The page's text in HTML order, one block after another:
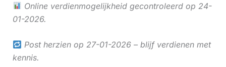
Online verdienmogelijkheid gecontroleerd op 24-
01-2026.
Post herzien op 27-01-2026 – blijf verdienen met
kennis.